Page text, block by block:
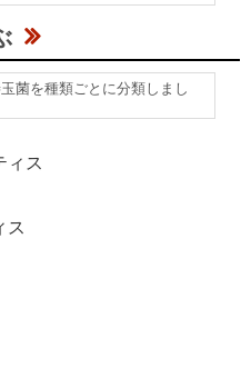
菌を種類ごとに分類しまし
ィス
ス